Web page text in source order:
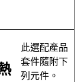
此選配產品
套件隨附下
列元件。